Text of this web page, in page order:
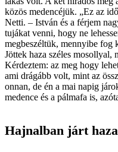
közös medencéjük. „Ez az
Netti. – István és a férjem
tujákat venni, hogy ne
megbeszéltük, mennyibe fog
Jöttek haza széles mosollyal,
Kérdeztem: az meg hogy
ami drágább volt, mint az
onnan, de én a mai napig
medence és a pálmafa is,
Hajnalban járt haza